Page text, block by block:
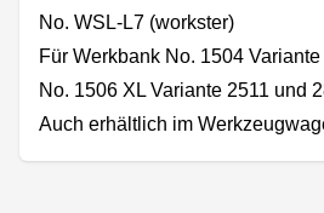
No. WSL-L7 (workster)
Für Werkbank No. 1504
No. 1506 XL Variante 2511 und
Auch erhältlich im